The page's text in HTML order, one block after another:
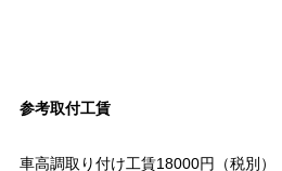
参考取付工賃
車高調取り付け工賃18000円（税別